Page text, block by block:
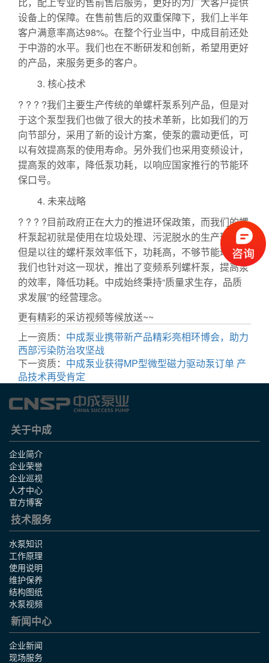
设备上的保障。在售前售后的双重保障下，我们上半年
客户满意率高达98%。在整个行业当中，中成目前还处
于中游的水平。我们也在不断研发和创新，希望用更好
的产品，来服务更多的客户。
3. 核心技术
? ? ? ?我们主要生产传统的单螺杆泵系列产品，但是对
于这个泵型我们也做了很大的技术革新，比如我们的万
向节部分，采用了新的设计方案，使泵的震动更低，可
以有效提高泵的使用寿命。另外我们也采用变频设计，
提高泵的效率，降低泵功耗，以响应国家推行的节能环
保口号。
4. 未来战略
? ? ? ?目前政府正在大力的推进环保政策，而我们的螺
杆泵起初就是使用在垃圾处理、污泥脱水的生产环节。
但是以往的螺杆泵效率低下，功耗高，不够节能环保，
我们也针对这一现状，推出了变频系列螺杆泵，提高泵
的效率，降低功耗。中成始终秉持“质量求生存，品质
求发展”的经营理念。
更有精彩的采访视频等候放送~~
上一资质： 中成泵业携带新产品精彩亮相环博会，助力
西部污染防治攻坚战
下一资质： 中成泵业获得MP型微型磁力驱动泵订单 产
品技术再受肯定
关于中成
企业简介
企业荣誉
企业巡视
人才中心
官方博客
技术服务
水泵知识
工作原理
使用说明
维护保养
结构图纸
水泵视频
新闻中心
企业新闻
现场服务